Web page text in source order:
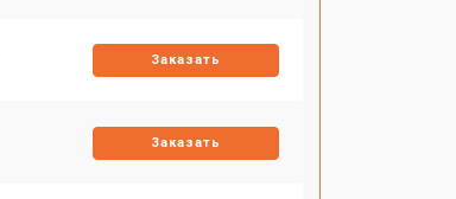
Заказать
Заказать